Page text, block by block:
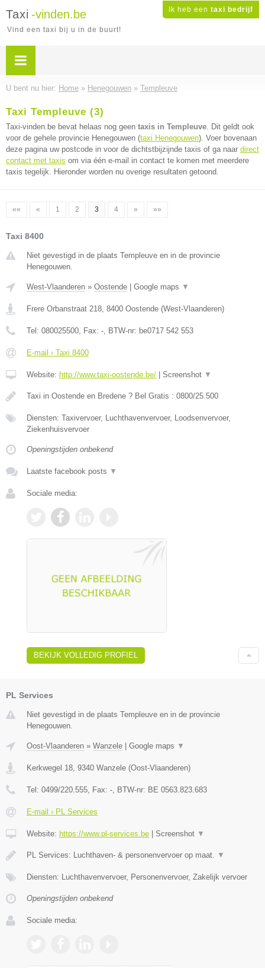
Ik heb een taxi bedrijf
Taxi -vinden.be
Vind een taxi bij u in de buurt!
U bent nu hier: Home » Henegouwen » Templeuve
Taxi Templeuve (3)
Taxi-vinden.be bevat helaas nog geen taxis in Templeuve. Dit geldt ook
voor de gehele provincie Henegouwen (taxi Henegouwen). Voer bovenaan
deze pagina uw postcode in voor de dichtstbijzijnde taxis of ga naar direct
contact met taxis om via één e-mail in contact te komen met meerdere
taxis tegelijk. Hieronder worden nu overige resultaten getoond.
«« « 1 2 3 4 » »»
Taxi 8400
Niet gevestigd in de plaats Templeuve en in de provincie
Henegouwen.
West-Vlaanderen » Oostende Google maps ▼
Frere Orbanstraat 218, 8400 Oostende (West-Vlaanderen)
Tel: 080025500, Fax: -, BTW-nr: be0717 542 553
E-mail › Taxi 8400
Website: http://www.taxi-oostende.be/ Screenshot ▼
Taxi in Oostende en Bredene ? Bel Gratis : 0800/25.500
Diensten: Taxivervoer, Luchthavenvervoer, Loodsenvervoer,
Ziekenhuisvervoer
Openingstijden onbekend
Laatste facebook posts ▼
Sociale media:
BEKIJK VOLLEDIG PROFIEL
PL Services
Niet gevestigd in de plaats Templeuve en in de provincie
Henegouwen.
Oost-Vlaanderen » Wanzele | Google maps ▼
Kerkwegel 18 9340 Wanzele (Oost-Vlaanderen)
Tel: 0499/220.555 , Fax: - , BTW-nr: BE 0563.823.683
E-mail › PL Services
Website: https://www.pl-services.be | Screenshot ▼
PL Services: Luchthaven- & personenvervoer op maat. ▼
Diensten: Luchthavenvervoer, Personenvervoer, Zakelijk vervoer
Openingstijden onbekend
Sociale media: